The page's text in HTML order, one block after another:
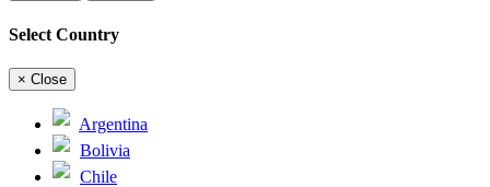
Select Country
× Close
Argentina
Bolivia
Chile